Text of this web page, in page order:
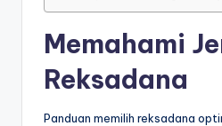
Memahami
Reksadana
Panduan memilih reksadana